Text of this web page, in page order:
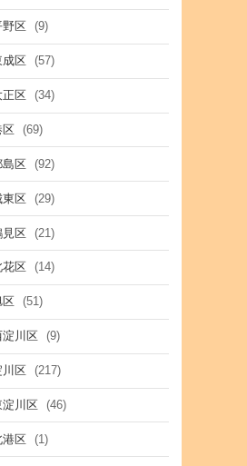
区 (9)
区 (57)
区 (34)
(69)
島区 (92)
東区 (29)
見区 (21)
区 (14)
(51)
川区 (9)
区 (217)
川区 (46)
港区 (1)